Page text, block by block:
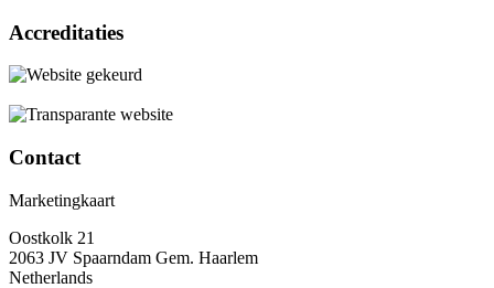
Accreditaties
Contact
Marketingkaart
Oostkolk 21
2063 JV Spaarndam Gem. Haarlem
Netherlands